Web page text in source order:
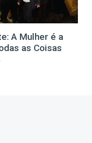
A Mulher é a
as Coisas